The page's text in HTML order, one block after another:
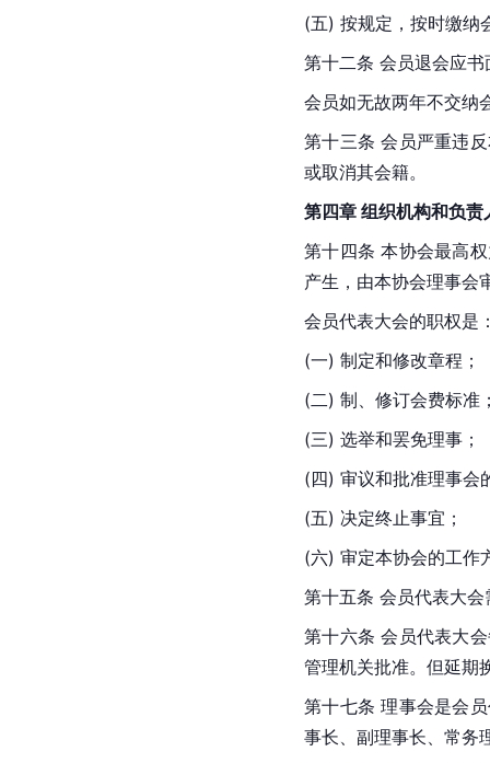
(五) 按规定，按时缴纳
第十二条 会员退会应
会员如无故两年不交纳
第十三条 会员严重违
或取消其会籍。
第四章 组织机构和负责
第十四条 本协会最高
产生，由本协会理事会
会员代表大会的职权是
(一) 制定和修改章程；
(二) 制、修订会费标准
(三) 选举和罢免理事；
(四) 审议和批准理事会
(五) 决定终止事宜；
(六) 审定本协会的工作
第十五条 会员代表大
第十六条 会员代表大
管理机关批准。但延期
第十七条 理事会是会
事长、副理事长、常务